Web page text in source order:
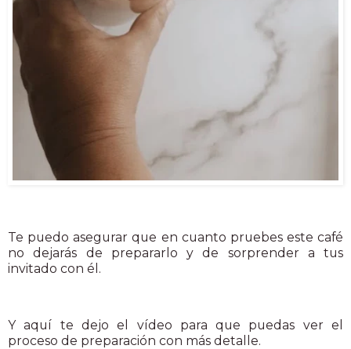
Te puedo asegurar que en cuanto pruebes este café
no dejarás de prepararlo y de sorprender a tus
invitado con él.
Y aquí te dejo el vídeo para que puedas ver el
proceso de preparación con más detalle.